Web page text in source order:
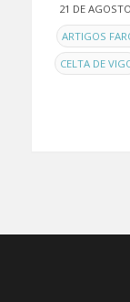
21 DE
ENARTIGOS
CELTA DE